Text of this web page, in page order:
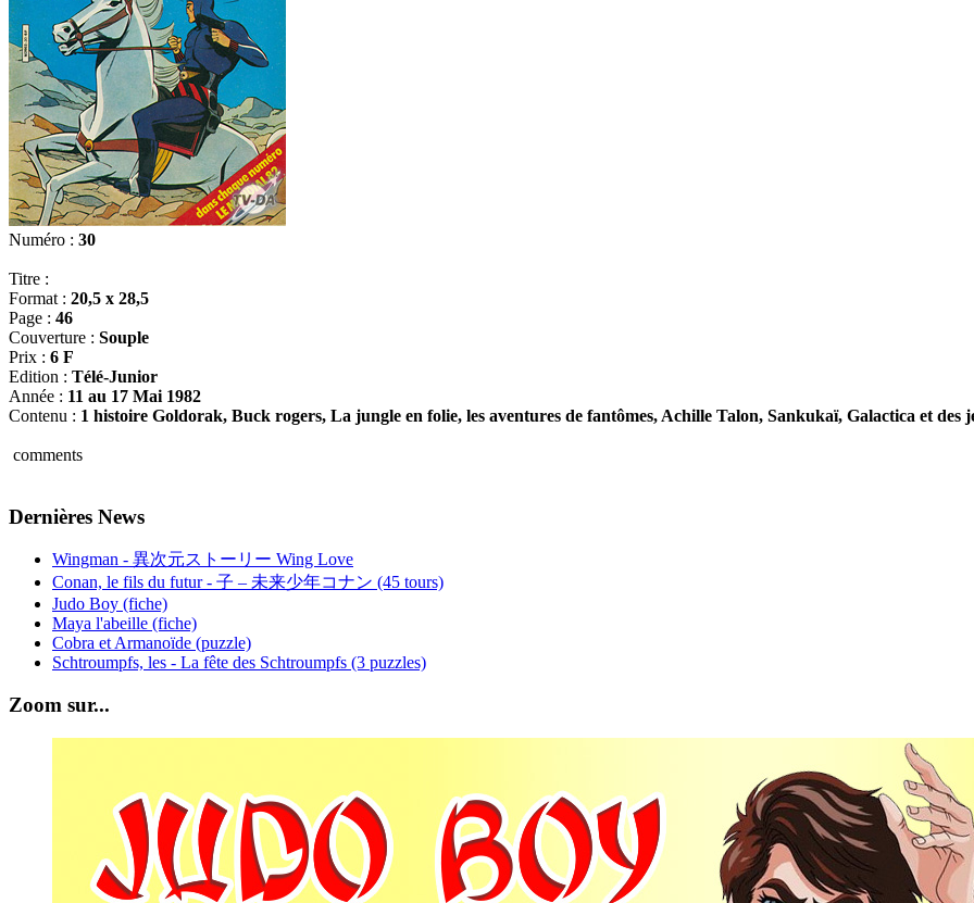
Numéro : 30
Titre :
Format : 20,5 x 28,5
Page : 46
Couverture : Souple
Prix : 6 F
Edition : Télé-Junior
Année : 11 au 17 Mai 1982
Contenu : 1 histoire Goldorak, Buck rogers, La jungle en folie, les aventures de fantômes, Achille Talon, Sankukaï, Galactica et des
comments
Dernières News
Wingman - 異次元ストーリー Wing Love
Conan, le fils du futur - 子 – 未来少年コナン (45 tours)
Judo Boy (fiche)
Maya l'abeille (fiche)
Cobra et Armanoïde (puzzle)
Schtroumpfs, les - La fête des Schtroumpfs (3 puzzles)
Zoom sur...